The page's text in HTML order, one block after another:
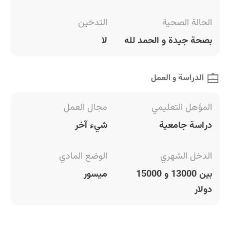
الحالة الصحية
بصحة جيدة و الحمد لله
التدخين
لا
الدراسة و العمل
المؤهل التعليمي
دراسة جامعية
مجال العمل
شيء آخر
الدخل الشهري
بين 13000 و 15000
دولار
الوضع المادي
ميسور